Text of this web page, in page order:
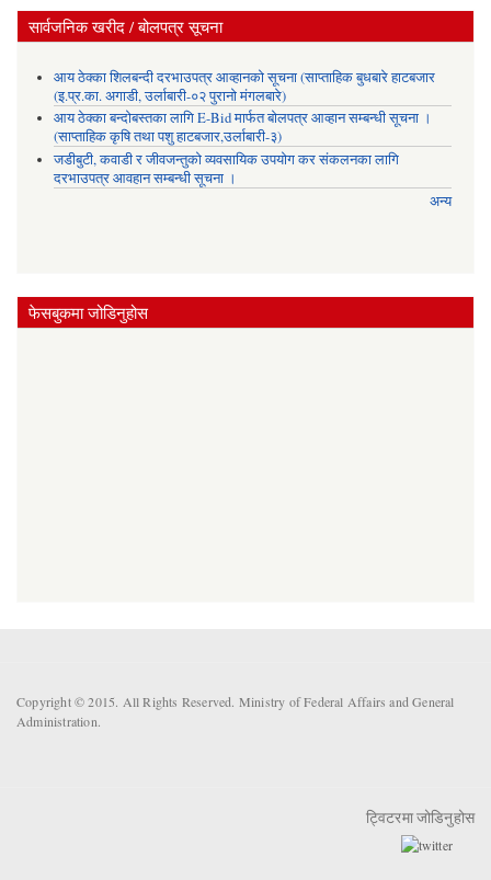
सार्वजनिक खरीद / बोलपत्र सूचना
आय ठेक्का शिलबन्दी दरभाउपत्र आव्हानको सूचना (साप्ताहिक बुधबारे हाटबजार
(इ.प्र.का. अगाडी, उर्लाबारी-०२ पुरानो मंगलबारे)
आय ठेक्का बन्दोबस्तका लागि E-Bid मार्फत बोलपत्र आव्हान सम्बन्धी सूचना ।
(साप्ताहिक कृषि तथा पशु हाटबजार,उर्लाबारी-३)
जडीबुटी, कवाडी र जीवजन्तुको व्यवसायिक उपयोग कर संकलनका लागि
दरभाउपत्र आवहान सम्बन्धी सूचना ।
अन्य
फेसबुकमा जोडिनुहोस
Copyright © 2015. All Rights Reserved. Ministry of Federal Affairs and General
Administration.
ट्विटरमा जोडिनुहोस